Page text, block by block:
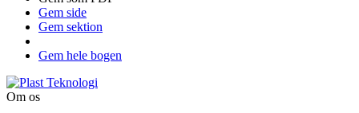
Gem side
Gem sektion
Gem hele bogen
Om os